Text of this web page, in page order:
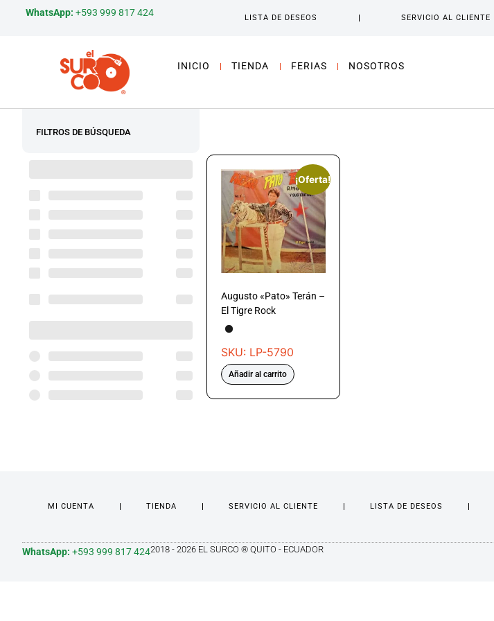
WhatsApp: +593 999 817 424 LISTA DE DESEOS SERVICIO AL CLIENTE
INICIO TIENDA FERIAS NOSOTROS
FILTROS DE BÚSQUEDA
¡Oferta!
Augusto «Pato» Terán –
El Tigre Rock
SKU: LP-5790
Añadir al carrito
MI CUENTA TIENDA SERVICIO AL CLIENTE LISTA DE DESEOS
WhatsApp: +593 999 817 4242018 - 2026 EL SURCO ® QUITO - ECUADOR